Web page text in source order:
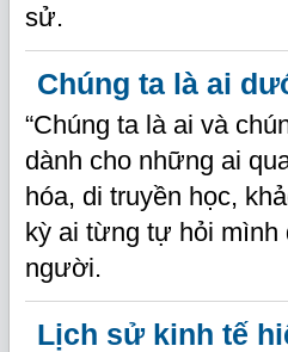
sử.
Chúng ta là ai
“Chúng ta là ai và
dành cho những ai
hóa, di truyền học,
kỳ ai từng tự hỏi mình
người.
Lịch sử kinh tế